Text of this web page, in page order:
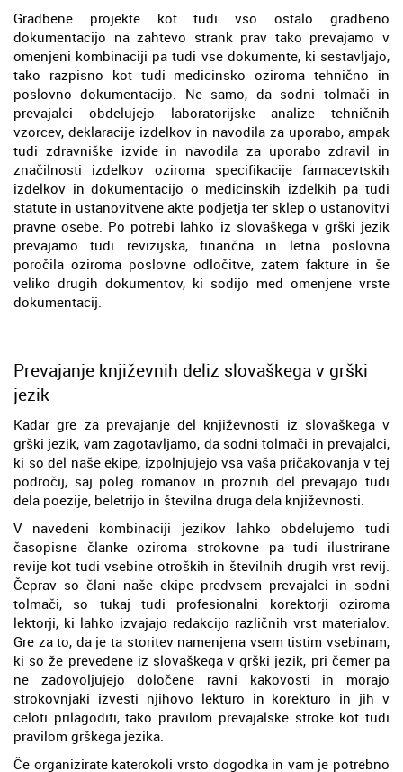
Gradbene projekte kot tudi vso ostalo gradbeno
dokumentacijo na zahtevo strank prav tako prevajamo v
omenjeni kombinaciji pa tudi vse dokumente, ki sestavljajo,
tako razpisno kot tudi medicinsko oziroma tehnično in
poslovno dokumentacijo. Ne samo, da sodni tolmači in
prevajalci obdelujejo laboratorijske analize tehničnih
vzorcev, deklaracije izdelkov in navodila za uporabo, ampak
tudi zdravniške izvide in navodila za uporabo zdravil in
značilnosti izdelkov oziroma specifikacije farmacevtskih
izdelkov in dokumentacijo o medicinskih izdelkih pa tudi
statute in ustanovitvene akte podjetja ter sklep o ustanovitvi
pravne osebe. Po potrebi lahko iz slovaškega v grški jezik
prevajamo tudi revizijska, finančna in letna poslovna
poročila oziroma poslovne odločitve, zatem fakture in še
veliko drugih dokumentov, ki sodijo med omenjene vrste
dokumentacij.
Prevajanje književnih deliz slovaškega v grški
jezik
Kadar gre za prevajanje del književnosti iz slovaškega v
grški jezik, vam zagotavljamo, da sodni tolmači in prevajalci,
ki so del naše ekipe, izpolnjujejo vsa vaša pričakovanja v tej
področij, saj poleg romanov in proznih del prevajajo tudi
dela poezije, beletrijo in številna druga dela književnosti.
V navedeni kombinaciji jezikov lahko obdelujemo tudi
časopisne članke oziroma strokovne pa tudi ilustrirane
revije kot tudi vsebine otroških in številnih drugih vrst revij.
Čeprav so člani naše ekipe predvsem prevajalci in sodni
tolmači, so tukaj tudi profesionalni korektorji oziroma
lektorji, ki lahko izvajajo redakcijo različnih vrst materialov.
Gre za to, da je ta storitev namenjena vsem tistim vsebinam,
ki so že prevedene iz slovaškega v grški jezik, pri čemer pa
ne zadovoljujejo določene ravni kakovosti in morajo
strokovnjaki izvesti njihovo lekturo in korekturo in jih v
celoti prilagoditi, tako pravilom prevajalske stroke kot tudi
pravilom grškega jezika.
Če organizirate katerokoli vrsto dogodka in vam je potrebno